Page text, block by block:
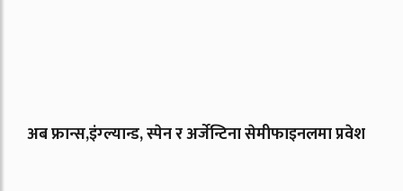
अब फ्रान्स,इंग्ल्यान्ड, स्पेन र अर्जेन्टिना सेमीफाइनलमा प्रवेश